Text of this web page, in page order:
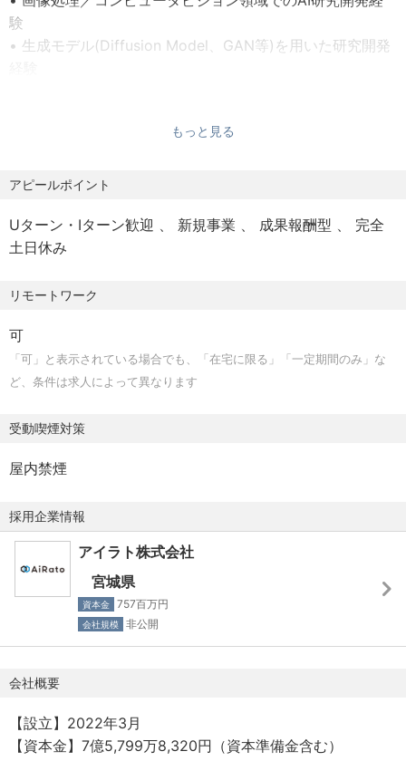
アイラトで得られる経験
• 医療AI領域で自社ソフトウェアの研究開発に挑戦できる
業を発展させていくやりがいを経験できる
• 研究と実装の両輪を回せる環境で、論文investigationか
らプロダクトリリースまでを経験できる
• 医師・医療従事者・エンジニアといった多様な専門家と
ディスカッションしながら開発できる
業務委託を含め約20名のメンバーで活動しており、約半数
がエンジニアで構成されています。メンバーのバックグラ
ウンドは医療従事者、医学物理研究者、エンジニア、マー
ケター、元セールス担当など様々です。
スタートアップならではのスピード感ある職場で、情熱的
験
• 生成モデル(Diffusion Model、GAN等)を用いた研究開発
• 医用画像(CT、MRI等)を扱った経験
• 修士／博士課程での研究経験
• Pythonを使った開発経験
• 成長意欲の高い方
• 失敗を恐れず挑戦する方
• 研究と社会実装の両方に情熱を持てる方
もっと見る
アピールポイント
Uターン・Iターン歓迎 新規事業 成果報酬型
完全
土日休み
リモートワーク
可
「可」と表示されている場合でも、「在宅に限る」「一定期間のみ」な
ど、条件は求人によって異なります
受動喫煙対策
屋内禁煙
採用企業情報
アイラト株式会社
宮城県
資本金 757百万円
会社規模 非公開
会社概要
【設立】2022年3月
【資本金】7億5,799万8,320円（資本準備金含む）